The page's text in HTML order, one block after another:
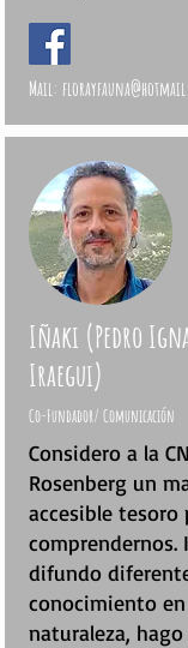
Mail:
Iñaki (Pedro
Iraegui)
Co-Fundador/ Comunicación
Considero a la
Rosenberg un
accesible tesoro
comprendernos.
difundo
conocimiento
naturaleza,